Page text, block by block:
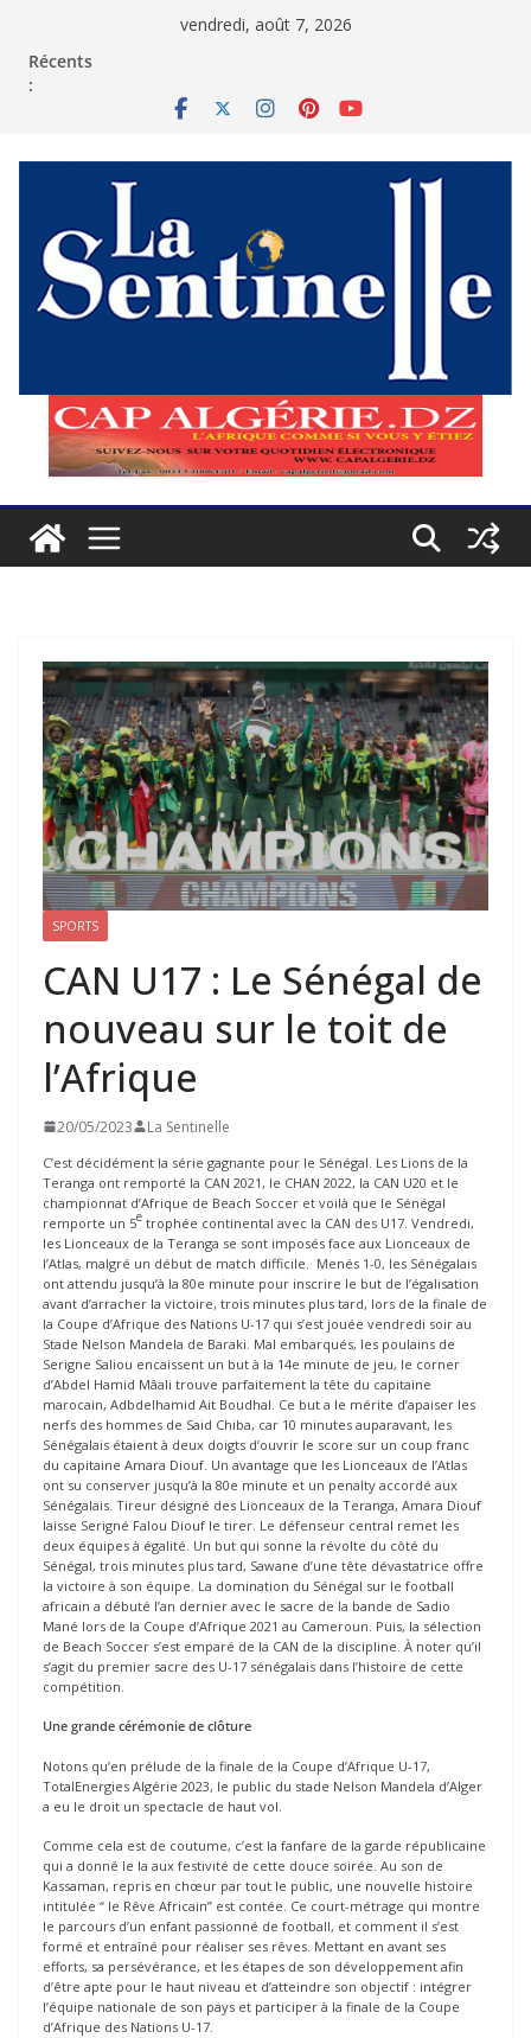
vendredi, août 7, 2026
Récents
:
SPORTS
CAN U17 : Le Sénégal de
nouveau sur le toit de
l’Afrique
20/05/2023 La Sentinelle
C’est décidément la série gagnante pour le Sénégal. Les Lions de la
Teranga ont remporté la CAN 2021, le CHAN 2022, la CAN U20 et le
championnat d’Afrique de Beach Soccer et voilà que le Sénégal
remporte un 5e trophée continental avec la CAN des U17. Vendredi,
les Lionceaux de la Teranga se sont imposés face aux Lionceaux de
l’Atlas, malgré un début de match difficile. Menés 1-0, les Sénégalais
ont attendu jusqu’à la 80e minute pour inscrire le but de l’égalisation
avant d’arracher la victoire, trois minutes plus tard, lors de la finale de
la Coupe d’Afrique des Nations U-17 qui s’est jouée vendredi soir au
Stade Nelson Mandela de Baraki. Mal embarqués, les poulains de
Serigne Saliou encaissent un but à la 14e minute de jeu, le corner
d’Abdel Hamid Mâali trouve parfaitement la tête du capitaine
marocain, Adbdelhamid Ait Boudhal. Ce but a le mérite d’apaiser les
nerfs des hommes de Said Chiba, car 10 minutes auparavant, les
Sénégalais étaient à deux doigts d’ouvrir le score sur un coup franc
du capitaine Amara Diouf. Un avantage que les Lionceaux de l’Atlas
ont su conserver jusqu’à la 80e minute et un penalty accordé aux
Sénégalais. Tireur désigné des Lionceaux de la Teranga, Amara Diouf
laisse Serigné Falou Diouf le tirer. Le défenseur central remet les
deux équipes à égalité. Un but qui sonne la révolte du côté du
Sénégal, trois minutes plus tard, Sawane d’une tête dévastatrice offre
la victoire à son équipe. La domination du Sénégal sur le football
africain a débuté l’an dernier avec le sacre de la bande de Sadio
Mané lors de la Coupe d’Afrique 2021 au Cameroun. Puis, la sélection
de Beach Soccer s’est emparé de la CAN de la discipline. À noter qu’il
s’agit du premier sacre des U-17 sénégalais dans l’histoire de cette
compétition.
Une grande cérémonie de clôture
Notons qu’en prélude de la finale de la Coupe d’Afrique U-17,
TotalEnergies Algérie 2023, le public du stade Nelson Mandela d’Alger
a eu le droit un spectacle de haut vol.
Comme cela est de coutume, c’est la fanfare de la garde républicaine
qui a donné le la aux festivité de cette douce soirée. Au son de
Kassaman, repris en chœur par tout le public, une nouvelle histoire
intitulée “ le Rêve Africain” est contée. Ce court-métrage qui montre
le parcours d’un enfant passionné de football, et comment il s’est
formé et entraîné pour réaliser ses rêves. Mettant en avant ses
efforts, sa persévérance, et les étapes de son développement afin
d’être apte pour le haut niveau et d’atteindre son objectif : intégrer
l’équipe nationale de son pays et participer à la finale de la Coupe
d’Afrique des Nations U-17.